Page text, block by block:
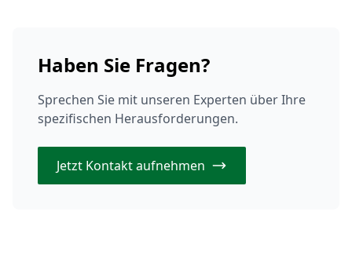
Haben Sie Fragen?
Sprechen Sie mit unseren Experten über Ihre
spezifischen Herausforderungen.
Jetzt Kontakt aufnehmen